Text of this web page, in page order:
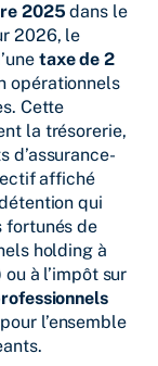
2025 dans le
2026, le
taxe de 2
opérationnels
Cette
la trésorerie,
d’assurance-
affiché
qui
fortunés de
holding à
à l’impôt sur
l’ensemble